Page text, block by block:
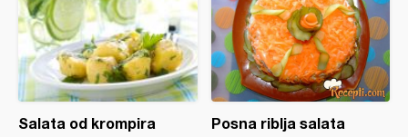
Salata od krompira Posna riblja salata